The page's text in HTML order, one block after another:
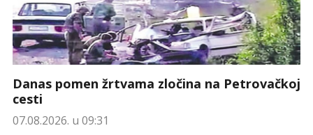
Danas pomen žrtvama zločina na Petrovačkoj
cesti
07.08.2026. u 09:31